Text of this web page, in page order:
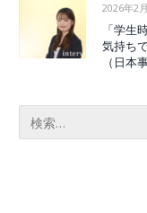
2026年2
「学生
気持ち
（日本